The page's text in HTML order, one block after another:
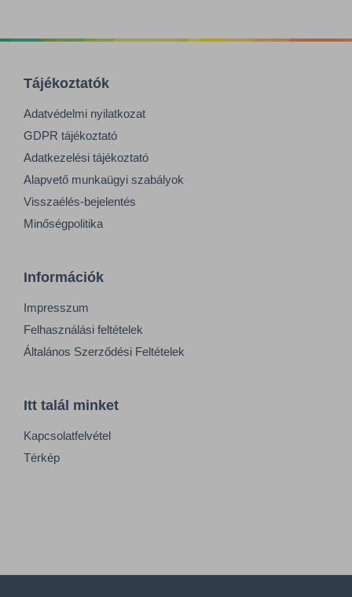
Tájékoztatók
Adatvédelmi nyilatkozat
GDPR tájékoztató
Adatkezelési tájékoztató
Alapvető munkaügyi szabályok
Visszaélés-bejelentés
Minőségpolitika
Információk
Impresszum
Felhasználási feltételek
Általános Szerződési Feltételek
Itt talál minket
Kapcsolatfelvétel
Térkép